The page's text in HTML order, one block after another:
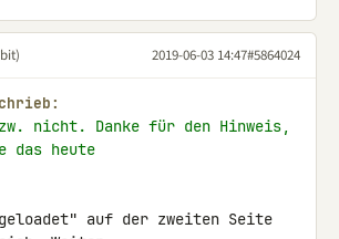
2019-06-03 14:47#5864024
nicht. Danke für den Hinweis,
das heute
auf der zweiten Seite